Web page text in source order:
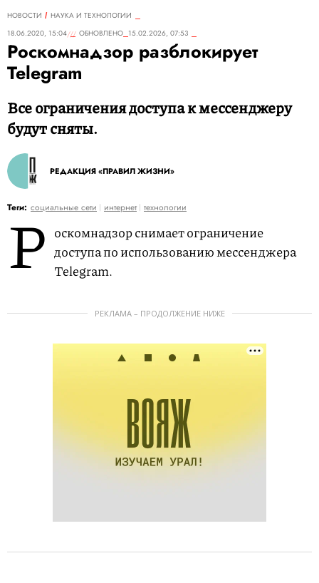
НОВОСТИ
НАУКА И ТЕХНОЛОГИИ
18.06.2020, 15:04
ОБНОВЛЕНО 15.02.2026, 07:53
Роскомнадзор разблокирует
Telegram
Все ограничения доступа к мессенджеру
будут сняты.
РЕДАКЦИЯ «ПРАВИЛ ЖИЗНИ»
Теги: социальные сети интернет технологии
Р оскомнадзор снимает ограничение
доступа по использованию мессенджера
Telegram.
РЕКЛАМА – ПРОДОЛЖЕНИЕ НИЖЕ